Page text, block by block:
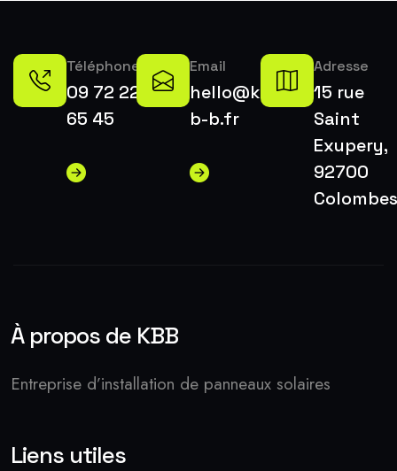
Téléphone
09 72 22
65 45
Email
hello@k-
b-b.fr
Adresse
15 rue
Saint
Exupery,
92700
Colombes
À propos de KBB
Entreprise d’installation de panneaux solaires
Liens utiles